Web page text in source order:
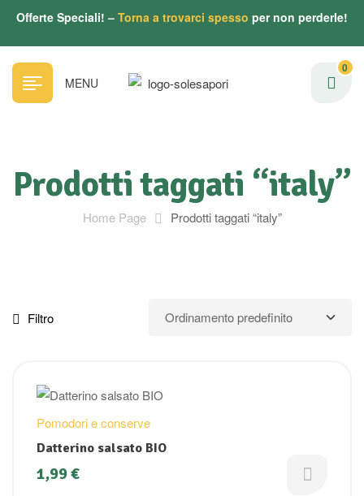
Offerte Speciali! – Torna a trovarci spesso per non perderle!
MENU
0
Prodotti taggati “italy”
Home Page Prodotti taggati “italy”
Filtro
Pomodori e conserve
Datterino salsato BIO
1,99€